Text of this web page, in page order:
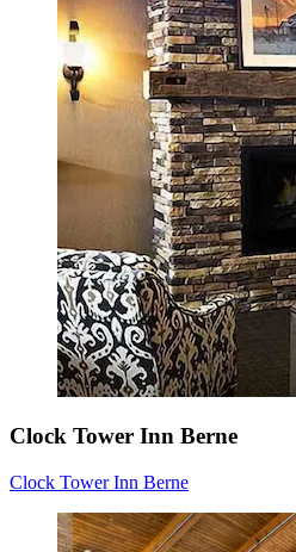
Clock Tower Inn Berne
Clock Tower Inn Berne